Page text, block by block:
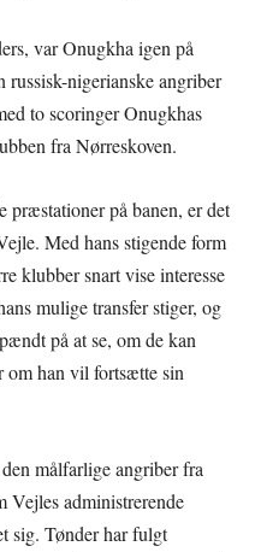
var Onugkha igen på
nigerianske angriber
to scoringer Onugkhas
fra Nørreskoven.
præstationer på banen, er det
Med hans stigende form
klubber snart vise interesse
mulige transfer stiger, og
på at se, om de kan
om han vil fortsætte sin
målfarlige angriber fra
Vejles administrerende
sig. Tønder har fulgt